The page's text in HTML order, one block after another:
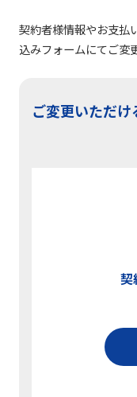
契約者様情報やお支払
込みフォームにてご変
ご変更いただけ
契